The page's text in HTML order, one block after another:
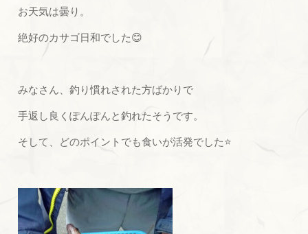
お天気は曇り。
絶好のカサゴ日和でした😊
みなさん、釣り慣れされた方ばかりで
手返し良くぽんぽんと釣れたそうです。
そして、どのポイントでも食いが活発でした⭐